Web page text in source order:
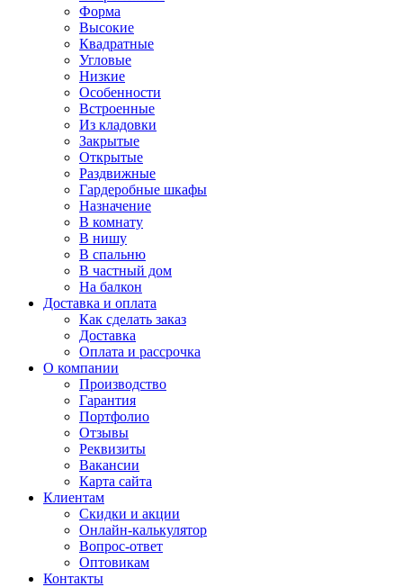
Форма
Высокие
Квадратные
Угловые
Низкие
Особенности
Встроенные
Из кладовки
Закрытые
Открытые
Раздвижные
Гардеробные шкафы
Назначение
В комнату
В нишу
В спальню
В частный дом
На балкон
Доставка и оплата
Как сделать заказ
Доставка
Оплата и рассрочка
О компании
Производство
Гарантия
Портфолио
Отзывы
Реквизиты
Вакансии
Карта сайта
Клиентам
Скидки и акции
Онлайн-калькулятор
Вопрос-ответ
Оптовикам
Контакты